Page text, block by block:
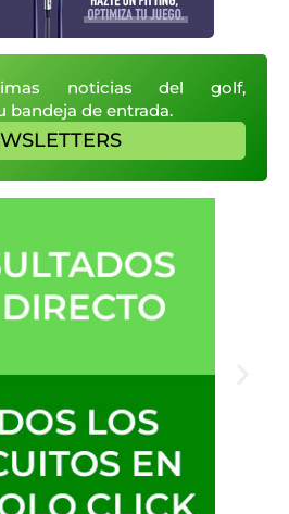
noticias del golf,
bandeja de entrada.